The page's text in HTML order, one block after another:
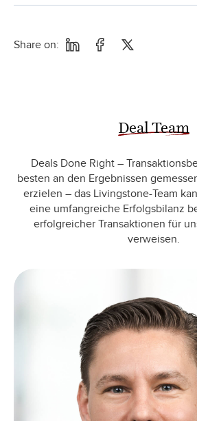
Share on:
Deal Team
Deals Done Right –
besten an den Ergebnissen
erzielen – das Livingstone-Team
eine umfangreiche Erfolgsbilanz
erfolgreicher Transaktionen für
verweisen.